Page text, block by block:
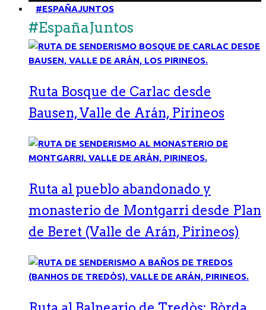
#ESPAÑAJUNTOS
#EspañaJuntos
Ruta Bosque de Carlac desde
Bausen, Valle de Arán, Pirineos
Ruta al pueblo abandonado y
monasterio de Montgarri desde Plan
de Beret (Valle de Arán, Pirineos)